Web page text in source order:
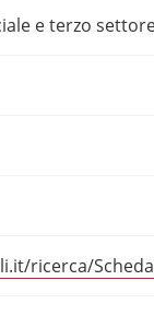
e terzo
ricerca/